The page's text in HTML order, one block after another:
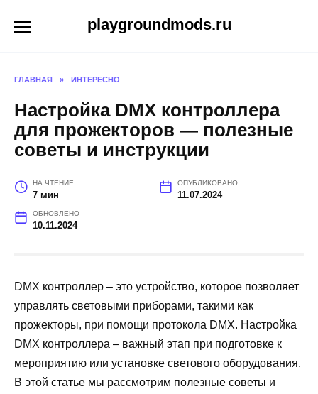
playgroundmods.ru
ГЛАВНАЯ » ИНТЕРЕСНО
Настройка DMX контроллера
для прожекторов — полезные
советы и инструкции
НА ЧТЕНИЕ
7 мин
ОПУБЛИКОВАНО
11.07.2024
ОБНОВЛЕНО
10.11.2024
DMX контроллер – это устройство, которое позволяет
управлять световыми приборами, такими как
прожекторы, при помощи протокола DMX. Настройка
DMX контроллера – важный этап при подготовке к
мероприятию или установке светового оборудования.
В этой статье мы рассмотрим полезные советы и